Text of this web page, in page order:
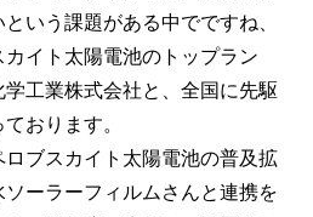
いう課題がある中でですね、
イト太陽電池のトップラン
工業株式会社と、全国に先駆
おります。
ブスカイト太陽電池の普及拡
ーラーフィルムさんと連携を